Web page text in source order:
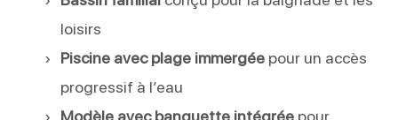
loisirs
Piscine avec plage immergéepour un accès
progressif à l’eau
Modèle avec banquette intégréepour